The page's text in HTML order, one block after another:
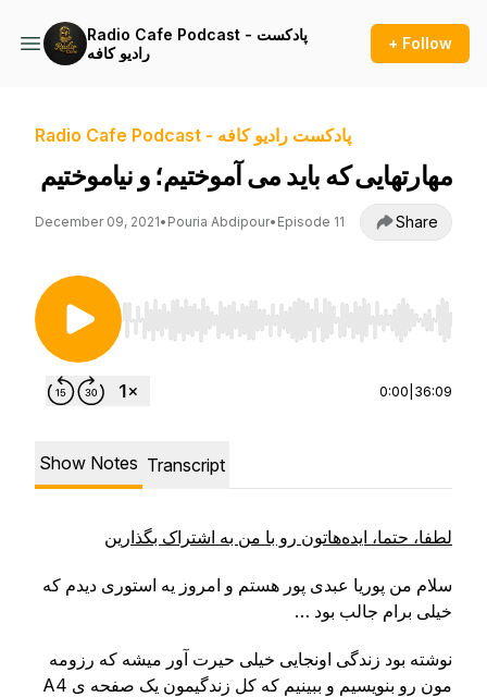
Radio Cafe Podcast - پادکست
راديو کافه
+ Follow
Radio Cafe Podcast - پادکست راديو کافه
مهارتهایی که باید می آموختیم؛ و نیاموختیم
December 09, 2021• Pouria Abdipour• Episode 11 Share
Use Left/Right to seek, Home/End to jump to
0:00 36:09
Show Notes Transcript
لطفا، حتما، ایده‌ها‌تون رو با من به اشتراک بگذارین
سلام من پوریا عبدی پور هستم و امروز یه استوری دیدم که
خیلی برام جالب بود …
نوشته بود زندگی اونجایی خیلی حیرت آور میشه که رزومه
مون رو بنویسیم و ببینیم که کل زندگیمون یک صفحه ی A4